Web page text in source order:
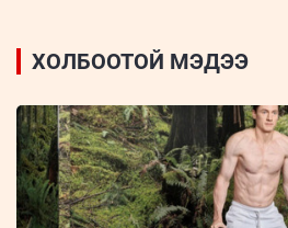
ХОЛБООТОЙ МЭДЭЭ